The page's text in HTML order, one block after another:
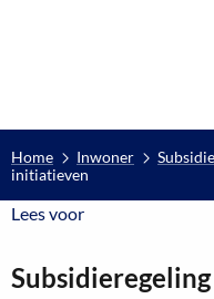
Home Inwoner
initiatieven
Lees voorLees voor